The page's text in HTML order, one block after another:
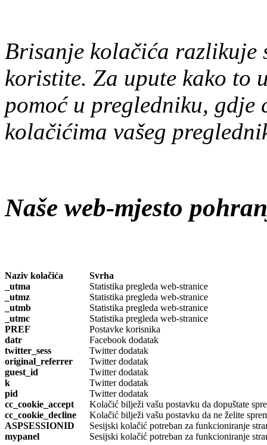
Brisanje kolačića razlikuje
koristite. Za upute kako to
pomoć u pregledniku,
kolačićima vašeg
Naše web-mjesto
Naziv kolačića
Svrha
_utma
Statistika pregleda web-stranice
_utmz
Statistika pregleda web-stranice
_utmb
Statistika pregleda web-stranice
_utmc
Statistika pregleda web-stranice
PREF
Postavke korisnika
datr
Facebook dodatak
twitter_sess
Twitter dodatak
original_referrer
Twitter dodatak
guest_id
Twitter dodatak
k
Twitter dodatak
pid
Twitter dodatak
cc_cookie_accept
Kolačić bilježi vašu postavku da dopuštate
cc_cookie_decline
Kolačić bilježi vašu postavku da ne želite
ASPSESSIONID
Sesijski kolačić potreban za funkcioniranje
mypanel
Sesijski kolačić potreban za funkcioniranje